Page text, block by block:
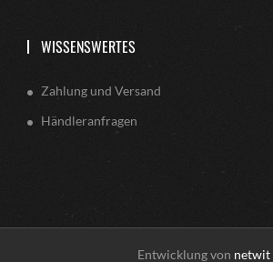
WISSENSWERTES
Zahlung und Versand
Händleranfragen
Entwicklung von netwit